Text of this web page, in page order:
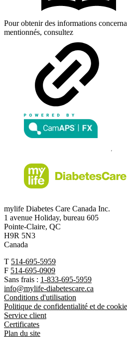
Pour obtenir des informations
mentionnés, consultez
mylife Diabetes Care Canada Inc.
1 avenue Holiday, bureau 605
Pointe-Claire, QC
H9R 5N3
Canada
T 514-695-5959
F 514-695-0909
Sans frais : 1-833-695-5959
info@mylife-diabetescare.ca
Conditions d'utilisation
Politique de confidentialité et de
Service client
Certificates
Plan du site